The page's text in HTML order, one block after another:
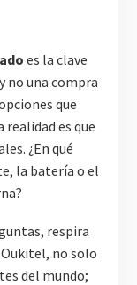
es la clave
no una compra
que
es que
¿En qué
la batería o el
respira
no solo
del mundo;